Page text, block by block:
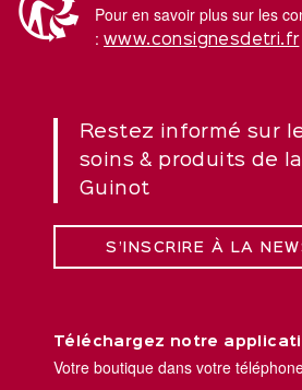
Pour en savoir plus sur les
: www.consignesdetri.fr
Restez informé sur
soins & produits de
Guinot
S’INSCRIRE À LA
Téléchargez notre
Votre boutique dans votre